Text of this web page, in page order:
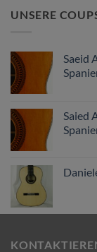
UNSERE
Saeid
Saied